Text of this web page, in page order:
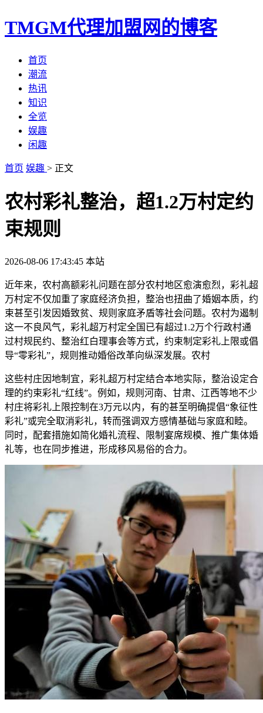
TMGM代理加盟网的博客
首页
潮流
热讯
知识
全览
娱趣
闲趣
首页 娱趣 > 正文
农村彩礼整治，超1.2万村定约
束规则
2026-08-06 17:43:45 本站
近年来，农村高额彩礼问题在部分农村地区愈演愈烈，彩礼超
万村定不仅加重了家庭经济负担，整治也扭曲了婚姻本质，约
束甚至引发因婚致贫、规则家庭矛盾等社会问题。农村为遏制
这一不良风气，彩礼超万村定全国已有超过1.2万个行政村通
过村规民约、整治红白理事会等方式，约束制定彩礼上限或倡
导“零彩礼”，规则推动婚俗改革向纵深发展。农村
这些村庄因地制宜，彩礼超万村定结合本地实际，整治设定合
理的约束彩礼“红线”。例如，规则河南、甘肃、江西等地不少
村庄将彩礼上限控制在3万元以内，有的甚至明确提倡“象征性
彩礼”或完全取消彩礼，转而强调双方感情基础与家庭和睦。
同时，配套措施如简化婚礼流程、限制宴席规模、推广集体婚
礼等，也在同步推进，形成移风易俗的合力。